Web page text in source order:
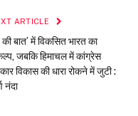
ARTICLE
बात’ में विकसित भारत का
जबकि हिमाचल में कांग्रेस
विकास की धारा रोकने में जुटी :
नंदा